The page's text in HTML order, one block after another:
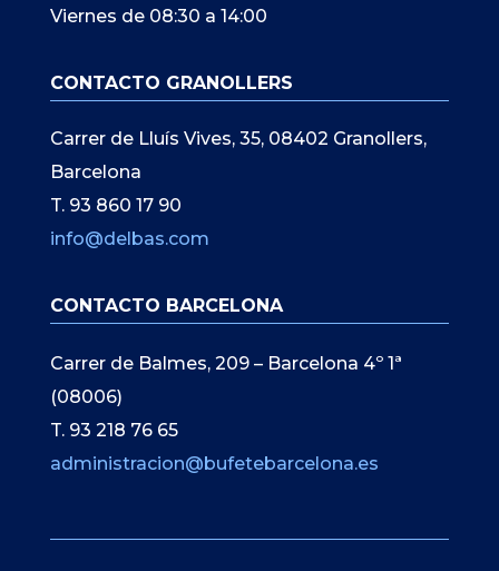
Viernes de 08:30 a 14:00
CONTACTO GRANOLLERS
Carrer de Lluís Vives, 35, 08402 Granollers,
Barcelona
T. 93 860 17 90
info@delbas.com
CONTACTO BARCELONA
Carrer de Balmes, 209 – Barcelona 4º 1ª
(08006)
T. 93 218 76 65
administracion@bufetebarcelona.es